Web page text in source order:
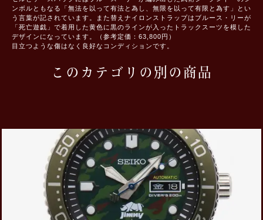
ンボルともなる「無法を以って有法と為し、無限を以って有限と為す」とい
う言葉が記されています。また替えナイロンストラップはブルース・リーが
「死亡遊戯」で着用した黄色に黒のラインが入ったトラックスーツを模した
デザインになっています。（参考定価：63,800円）
目立つような傷はなく良好なコンディションです。
このカテゴリの別の商品